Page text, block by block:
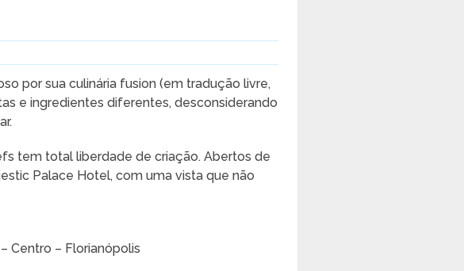
por sua culinária fusion (em tradução livre,
e ingredientes diferentes, desconsiderando
tem total liberdade de criação. Abertos de
Palace Hotel, com uma vista que não
Centro – Florianópolis